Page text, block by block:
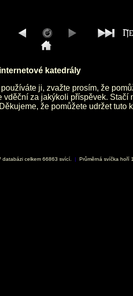
katedrály
ji, zvažte prosím, že
vděční za jakýkoli příspěvek. Stačí
že pomůžete udržet tuto
databázi celkem 66863 svící. | Průměrná svíčka hoří